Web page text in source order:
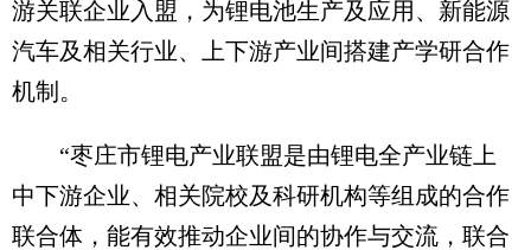
游关联企业入盟，为锂电池生产及应用、新能源
汽车及相关行业、上下游产业间搭建产学研合作
机制。
“枣庄市锂电产业联盟是由锂电全产业链上
中下游企业、相关院校及科研机构等组成的合作
联合体，能有效推动企业间的协作与交流，联合